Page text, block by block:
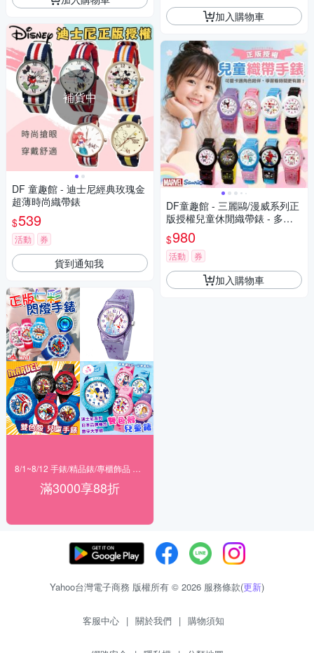
補貨中
DF 童趣館 - 迪士尼經典玫瑰金
超薄時尚織帶錶
$539
活動 券
貨到通知我
滿3000享88折
加入購物車
DF童趣館 - 三麗鷗/漫威系列正
版授權兒童休閒織帶錶 - 多款
可選
$980
活動 券
加入購物車
Yahoo台灣電子商務 版權所有 © 2026 服務條款(更新)
客服中心 | 關於我們 | 購物須知